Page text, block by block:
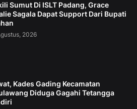
Sumut Di ISLT Padang, Grace
Sagala Dapat Support Dari Bupati
2026
Kades Gading Kecamatan
Diduga Gagahi Tetangga